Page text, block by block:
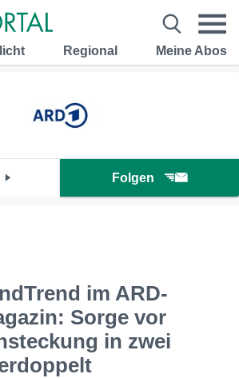
Regional Meine Abos
Folgen
im ARD-
Sorge vor
in zwei